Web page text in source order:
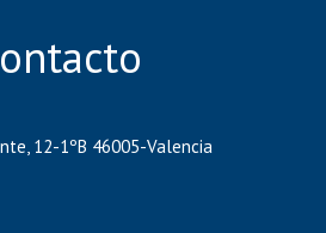
12-1ºB 46005-Valencia